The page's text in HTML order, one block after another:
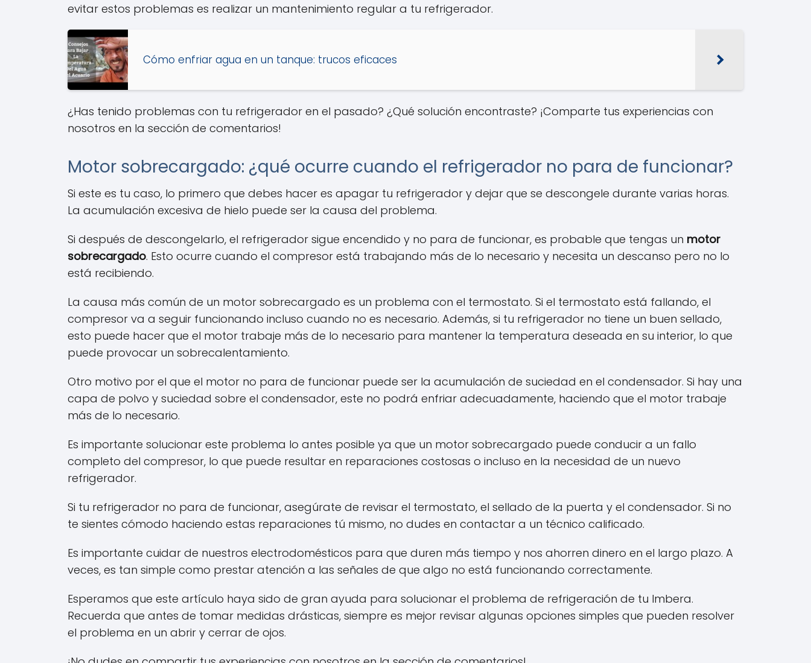
evitar estos problemas es realizar un mantenimiento regular a tu refrigerador.
Cómo enfriar agua en un tanque: trucos eficaces
¿Has tenido problemas con tu refrigerador en el pasado? ¿Qué solución encontraste? ¡Comparte tus experiencias con
nosotros en la sección de comentarios!
Motor sobrecargado: ¿qué ocurre cuando el refrigerador no para de funcionar?
Si este es tu caso, lo primero que debes hacer es apagar tu refrigerador y dejar que se descongele durante varias horas.
La acumulación excesiva de hielo puede ser la causa del problema.
Si después de descongelarlo, el refrigerador sigue encendido y no para de funcionar, es probable que tengas un motor
sobrecargado. Esto ocurre cuando el compresor está trabajando más de lo necesario y necesita un descanso pero no lo
está recibiendo.
La causa más común de un motor sobrecargado es un problema con el termostato. Si el termostato está fallando, el
compresor va a seguir funcionando incluso cuando no es necesario. Además, si tu refrigerador no tiene un buen sellado,
esto puede hacer que el motor trabaje más de lo necesario para mantener la temperatura deseada en su interior, lo que
puede provocar un sobrecalentamiento.
Otro motivo por el que el motor no para de funcionar puede ser la acumulación de suciedad en el condensador. Si hay una
capa de polvo y suciedad sobre el condensador, este no podrá enfriar adecuadamente, haciendo que el motor trabaje
más de lo necesario.
Es importante solucionar este problema lo antes posible ya que un motor sobrecargado puede conducir a un fallo
completo del compresor, lo que puede resultar en reparaciones costosas o incluso en la necesidad de un nuevo
refrigerador.
Si tu refrigerador no para de funcionar, asegúrate de revisar el termostato, el sellado de la puerta y el condensador. Si no
te sientes cómodo haciendo estas reparaciones tú mismo, no dudes en contactar a un técnico calificado.
Es importante cuidar de nuestros electrodomésticos para que duren más tiempo y nos ahorren dinero en el largo plazo. A
veces, es tan simple como prestar atención a las señales de que algo no está funcionando correctamente.
Esperamos que este artículo haya sido de gran ayuda para solucionar el problema de refrigeración de tu Imbera.
Recuerda que antes de tomar medidas drásticas, siempre es mejor revisar algunas opciones simples que pueden resolver
el problema en un abrir y cerrar de ojos.